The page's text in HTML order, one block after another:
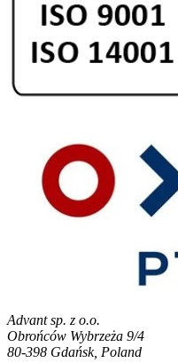
Advant sp. z o.o.
Obrońców Wybrzeża 9/4
80-398 Gdańsk, Poland